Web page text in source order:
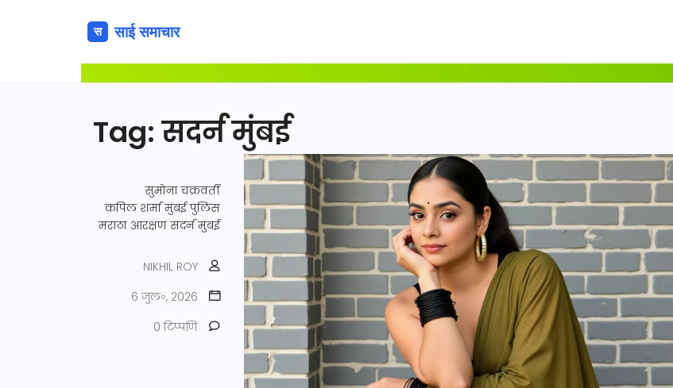
Tag: सदर्न मुंबई
सुमोना चक्रवर्ती
कपिल शर्मा मुंबई पुलिस
मराठा आरक्षण सदर्न मुंबई
NIKHIL ROY
6 जुल॰, 2026
0 टिप्पणि